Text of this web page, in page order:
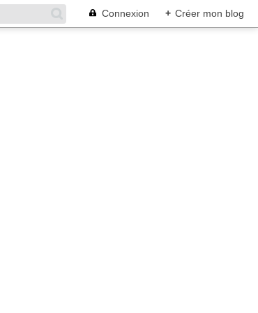
Connexion + Créer mon blog